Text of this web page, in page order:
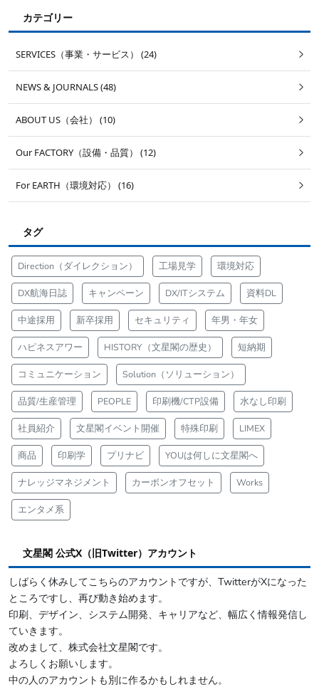
カテゴリー
SERVICES（事業・サービス） (24)
NEWS & JOURNALS (48)
ABOUT US（会社） (10)
Our FACTORY（設備・品質） (12)
For EARTH（環境対応） (16)
タグ
Direction（ダイレクション） 工場見学 環境対応
DX航海日誌 キャンペーン DX/ITシステム 資料DL
中途採用 新卒採用 セキュリティ 年男・年女
ハピネスアワー HISTORY（文星閣の歴史） 短納期
コミュニケーション Solution（ソリューション）
品質/生産管理 PEOPLE 印刷機/CTP設備 水なし印刷
社員紹介 文星閣イベント開催 特殊印刷 LIMEX
商品 印刷学 プリナビ YOUは何しに文星閣へ
ナレッジマネジメント カーボンオフセット Works
エンタメ系
文星閣 公式X（旧Twitter）アカウント
しばらく休みしてこちらのアカウントですが、TwitterがXになった
ところですし、再び動き始めます。
印刷、デザイン、システム開発、キャリアなど、幅広く情報発信し
ていきます。
改めまして、株式会社文星閣です。
よろしくお願いします。
中の人のアカウントも別に作るかもしれません。